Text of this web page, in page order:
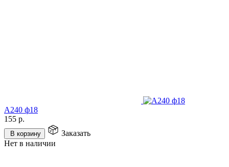
А240 ф18
155 р.
В корзину
Заказать
Нет в наличии